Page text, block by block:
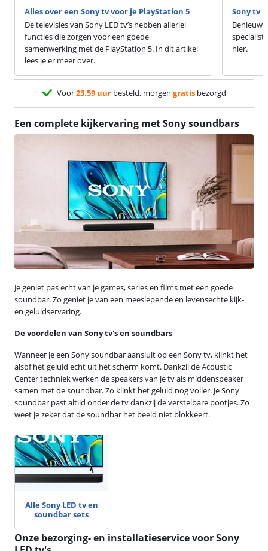
Alles over een Sony tv voor je PlayStation 5
De televisies van Sony LED tv’s hebben allerlei
functies die zorgen voor een goede
samenwerking met de PlayStation 5. In dit artikel
lees je er meer over.
Sony tv
hier.
Voor23.59 uurbesteld, morgen gratisbezorgd
Een complete kijkervaring met Sony soundbars
Je geniet pas echt van je games, series en films met een goede
soundbar. Zo geniet je van een meeslepende en levensechte kijk-
en geluidservaring.
De voordelen van Sony tv's en soundbars
Wanneer je een Sony soundbar aansluit op een Sony tv, klinkt het
alsof het geluid echt uit het scherm komt. Dankzij de Acoustic
Center techniek werken de speakers van je tv als middenspeaker
samen met de soundbar. Zo klinkt het geluid nog voller. Je Sony
soundbar past altijd onder de tv dankzij de verstelbare pootjes. Zo
weet je zeker dat de soundbar het beeld niet blokkeert.
Alle Sony LED tv en
soundbar sets
Onze bezorging- en installatieservice voor Sony